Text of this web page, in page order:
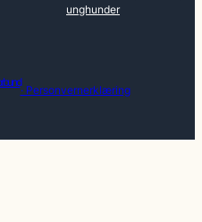
unghunder
· Personvernerklæring